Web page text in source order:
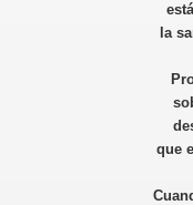
la
que